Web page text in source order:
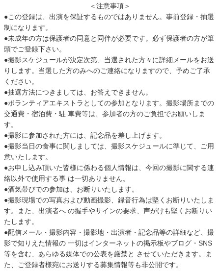
＜注意事項＞
●この登録は、出演を保証するものではありません。事前登録・抽選
制になります。
●未成年の方は保護者の同意と同伴が必要です。必ず保護者の方が筆
頭でご登録下さい。
●撮影スケジュールが決定次第、当選された方々に詳細メールをお送
りします。当選した方のみへのご連絡になりますので、予めご了承
ください。
●抽選方法につきましては、お答えできません。
●ボランティアエキストラとしての参加となります。撮影場所までの
交通費・宿泊費・駐 車費等は、参加者の方のご負担でお願いしま
す。
●撮影に参加された方には、記念品を差し上げます。
●撮影当日の食事に関しましては、撮影スケジュールに準じて、ご用
意いたします。
●お申し込み頂いた皆様に係わる個人情報は、今回の撮影に関する連
絡以外で使用する事 は一切ありません。
●酒気帯びでの参加は、お断りいたします。
●撮影現場での写真および動画撮影、録音行為は堅くお断りいたしま
す。また、出演者へ の握手やサインの要求、声がけも堅くお断りい
たします。
●配信メール・撮影内容・撮影地・出演者・記念品等の詳細など、撮
影で知りえた情報の 一切はインターネットの掲示板やブログ・SNS
等を含む、あらゆる媒体での公表を厳禁と させていただきます。ま
た、ご登録者様宛にお送りする募集情報等も非公開です。